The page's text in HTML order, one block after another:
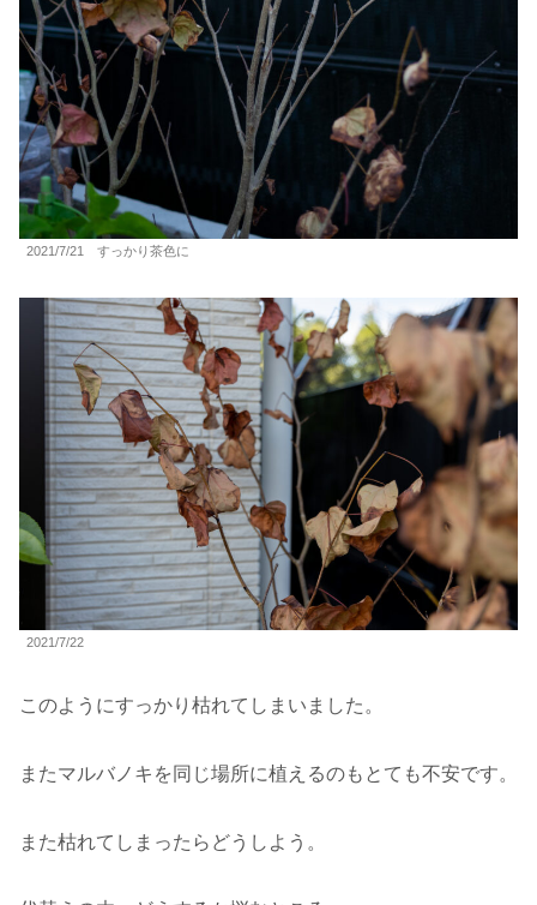
2021/7/21 すっかり茶色に
2021/7/22
このようにすっかり枯れてしまいました。
またマルバノキを同じ場所に植えるのもとても不安です。
また枯れてしまったらどうしよう。